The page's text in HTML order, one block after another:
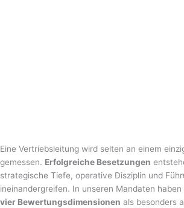
Eine Vertriebsleitung wird selten an einem
gemessen. Erfolgreiche Besetzungen
strategische Tiefe, operative Disziplin und
ineinandergreifen. In unseren Mandaten
vier Bewertungsdimensionen als besonders